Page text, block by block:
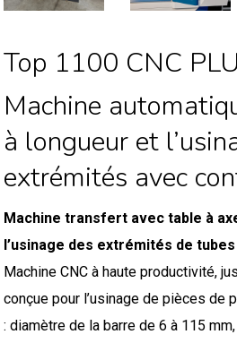
Top 1100 CNC
Machine
à longueur et
extrémités avec
Machine transfert avec table à
l’usinage des extrémités de
Machine CNC à haute productivité,
conçue pour l’usinage de pièces
: diamètre de la barre de 6 à 115